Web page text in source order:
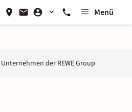
Menü
Unternehmen der REWE Group